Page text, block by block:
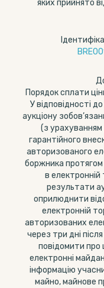
яких прийнято
Порядок сплати
У відповідності
аукціону
(з урахуванням
гарантійного
авторизованого
боржника
в електронній
результати
оприлюднити
електронній
авторизованих
через три дні
повідомити про
електронні
інформацію
майно, майнове